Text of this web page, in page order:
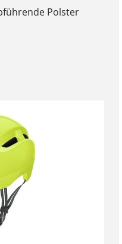
Polster